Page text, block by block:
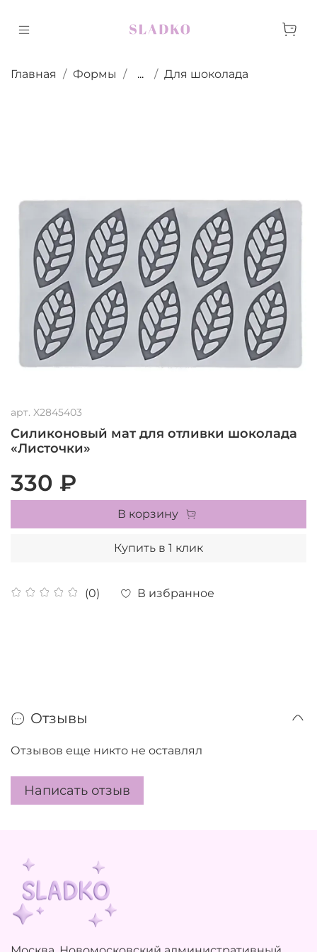
Главная Формы ... Для шоколада
арт. X2845403
Силиконовый мат для отливки шоколада
«Листочки»
(0) В избранное
330 ₽
В корзину
Купить в 1 клик
Отзывы
Отзывов еще никто не оставлял
Написать отзыв